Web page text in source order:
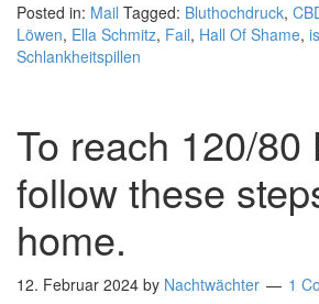
Posted in: Mail Tagged: Bluthochdruck,
Löwen, Ella Schmitz, Fail, Hall Of Shame,
Schlankheitspillen
To reach 120/80
follow these
home.
12. Februar 2024 by Nachtwächter 1